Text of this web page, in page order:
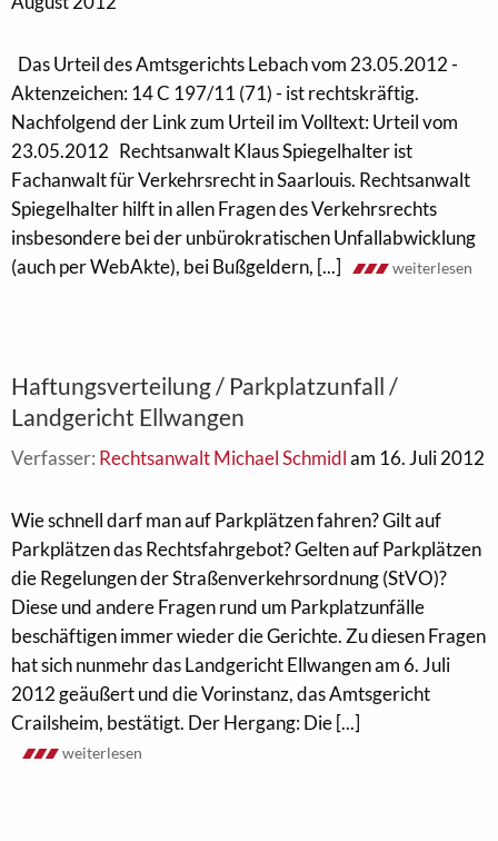
Das Urteil des Amtsgerichts Lebach vom 23.05.2012 -
Aktenzeichen: 14 C 197/11 (71) - ist rechtskräftig.
Nachfolgend der Link zum Urteil im Volltext: Urteil vom
23.05.2012 Rechtsanwalt Klaus Spiegelhalter ist
Fachanwalt für Verkehrsrecht in Saarlouis. Rechtsanwalt
Spiegelhalter hilft in allen Fragen des Verkehrsrechts
insbesondere bei der unbürokratischen Unfallabwicklung
(auch per WebAkte), bei Bußgeldern, [...]
weiterlesen
Haftungsverteilung / Parkplatzunfall /
Landgericht Ellwangen
Verfasser: Rechtsanwalt Michael Schmidlam 16. Juli 2012
Wie schnell darf man auf Parkplätzen fahren? Gilt auf
Parkplätzen das Rechtsfahrgebot? Gelten auf Parkplätzen
die Regelungen der Straßenverkehrsordnung (StVO)?
Diese und andere Fragen rund um Parkplatzunfälle
beschäftigen immer wieder die Gerichte. Zu diesen Fragen
hat sich nunmehr das Landgericht Ellwangen am 6. Juli
2012 geäußert und die Vorinstanz, das Amtsgericht
Crailsheim, bestätigt. Der Hergang: Die [...]
weiterlesen